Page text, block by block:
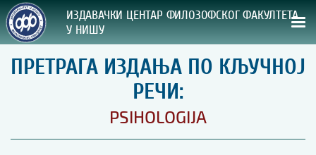
ИЗДАВАЧКИ ЦЕНТАР ФИЛОЗОФСКОГ ФАКУЛТЕТА
У НИШУ
СВА НАША ИЗДАЊА
ВРСТА ИЗДАЊА:
ПРЕТРАГА ИЗДАЊА ПО КЉУЧНОЈ
РЕЧИ:
PSIHOLOGIJA